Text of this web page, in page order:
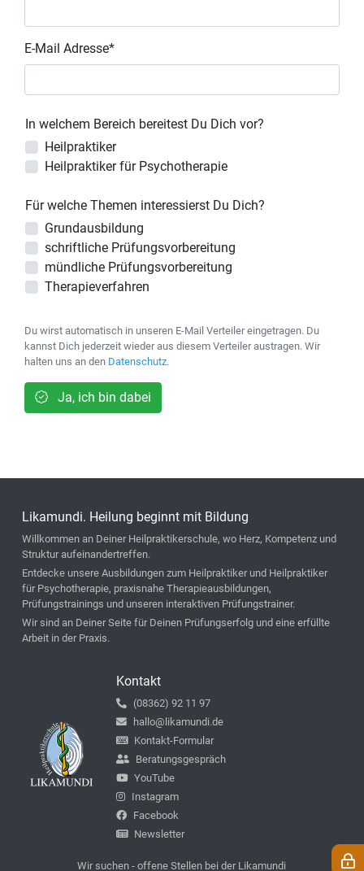
E-Mail Adresse*
In welchem Bereich bereitest Du Dich vor?
Heilpraktiker
Heilpraktiker für Psychotherapie
Für welche Themen interessierst Du Dich?
Grundausbildung
schriftliche Prüfungsvorbereitung
mündliche Prüfungsvorbereitung
Therapieverfahren
Du wirst automatisch in unseren E-Mail Verteiler eingetragen. Du
kannst Dich jederzeit wieder aus diesem Verteiler austragen. Wir
halten uns an den Datenschutz.
Ja, ich bin dabei
Likamundi. Heilung beginnt mit Bildung
Willkommen an Deiner Heilpraktikerschule, wo Herz, Kompetenz und
Struktur aufeinandertreffen.
Entdecke unsere Ausbildungen zum Heilpraktiker und Heilpraktiker
für Psychotherapie, praxisnahe Therapieausbildungen,
Prüfungstrainings und unseren interaktiven Prüfungstrainer.
Wir sind an Deiner Seite für Deinen Prüfungserfolg und eine erfüllte
Arbeit in der Praxis.
Kontakt
(08362) 92 11 97
hallo@likamundi.de
Kontakt-Formular
Beratungsgespräch
YouTube
Instagram
Facebook
Newsletter
Wir suchen - offene Stellen bei der Likamundi